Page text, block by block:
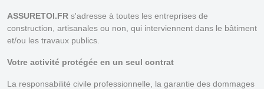
ASSURETOI.FR s'adresse à toutes les entreprises de
construction, artisanales ou non, qui interviennent dans le bâtiment
et/ou les travaux publics.
Votre activité protégée en un seul contrat
La responsabilité civile professionnelle, la garantie des dommages